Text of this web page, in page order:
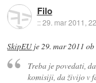
Filo
::29. mar 2011,
SkipEU je29. mar 2011
Treba je povedati,
komisiji, da živijo v